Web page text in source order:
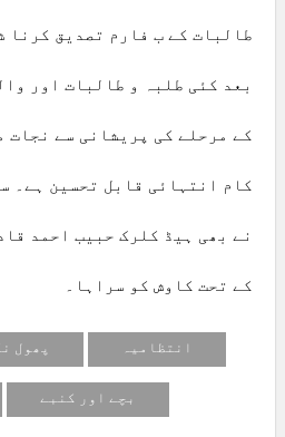
طالبات کے ب فارم تصدیق کرنا
بعد کئی طلبہ و طالبات اور
کے مرحلے کی پریشانی سے نجات
کام انتہائی قابل تحسین ہے۔
نے بھی ہیڈ کلرک حبیب احمد
کے تحت کاوش کو سراہا۔
انتظامیہ پھول
بچے اور کنبے